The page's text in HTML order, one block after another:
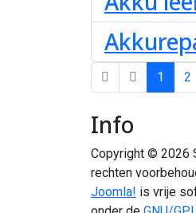
1 2
Info
Copyright © 2026
rechten
Joomla! is vrije